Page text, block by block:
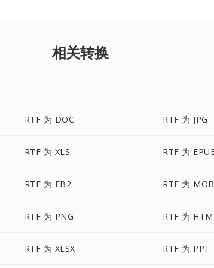
相关转换
RTF 为 DOC RTF 为 JPG
RTF 为 XLS RTF 为
RTF 为 FB2 RTF 为
RTF 为 PNG RTF 为
RTF 为 XLSX RTF 为 PPT